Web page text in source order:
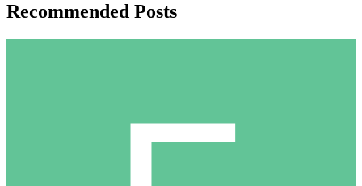
Recommended Posts